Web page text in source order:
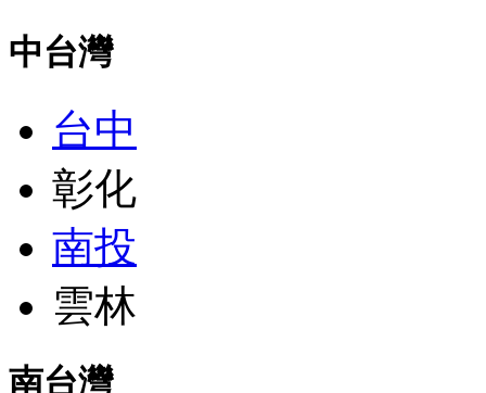
中台灣
台中
彰化
南投
雲林
南台灣